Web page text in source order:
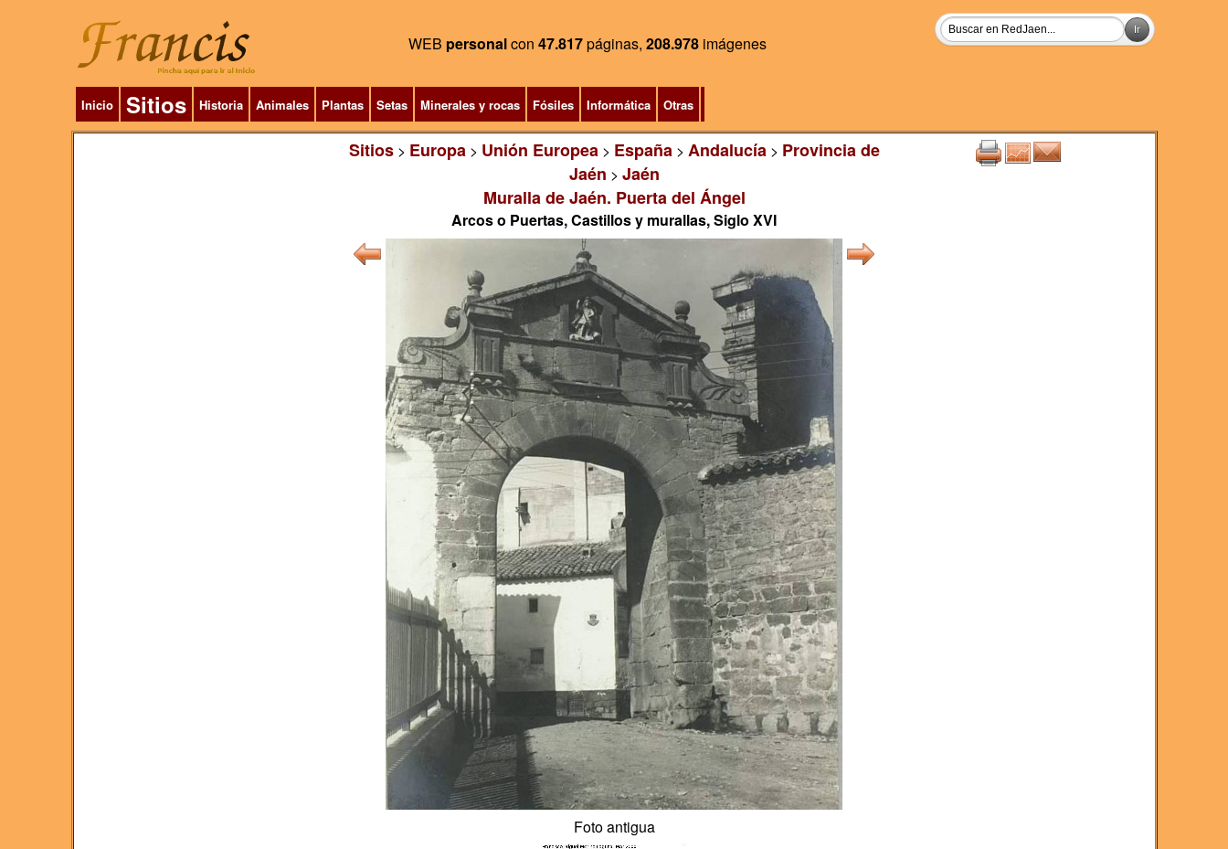
WEB personalcon 47.817páginas, 208.978 imágenes
Inicio Sitios Historia Animales Plantas Setas Minerales y rocas Fósiles Informática Otras
Sitios> Europa> Unión Europea> España> Andalucía> Provincia de
Jaén > Jaén
Muralla de Jaén. Puerta del Ángel
Arcos o Puertas, Castillos y murallas, Siglo XVI
Foto antigua